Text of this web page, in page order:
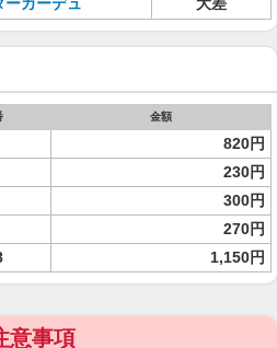
金額
820円
230円
300円
270円
1,150円
意事項